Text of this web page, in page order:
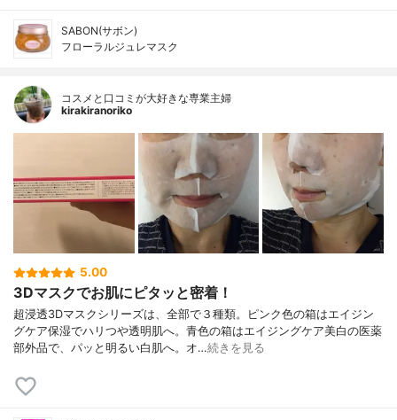
SABON(サボン)
フローラルジュレマスク
コスメと口コミが大好きな専業主婦
kirakiranoriko
5.00
3Dマスクでお肌にピタッと密着！
超浸透3Dマスクシリーズは、全部で３種類。ピンク色の箱はエイジン
グケア保湿でハリつや透明肌へ。青色の箱はエイジングケア美白の医薬
部外品で、パッと明るい白肌へ。オ…続きを見る